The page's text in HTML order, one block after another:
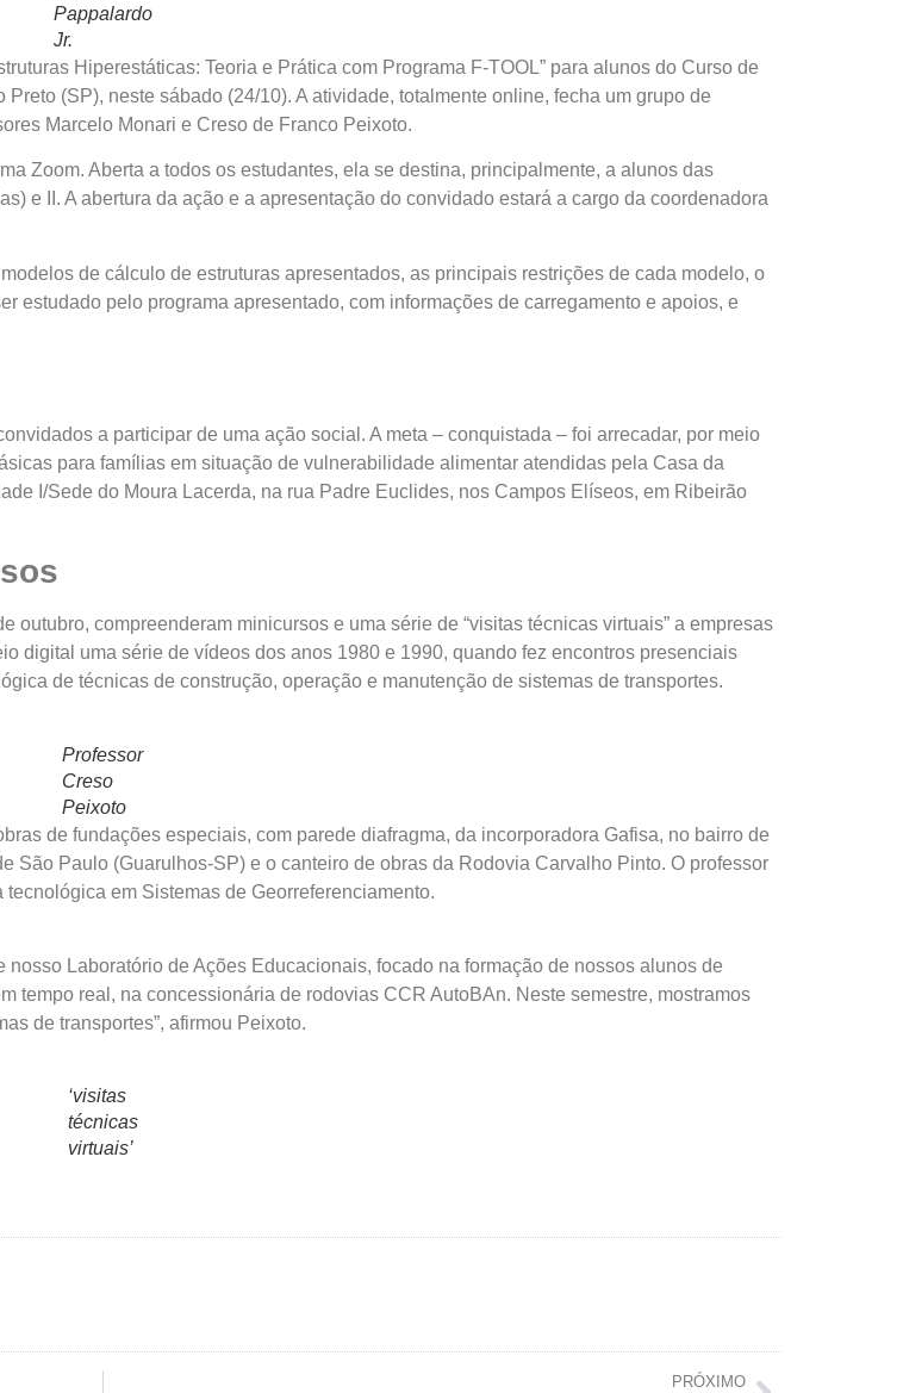
Pappalardo
Jr.
Hiperestáticas: Teoria e Prática com Programa F-TOOL” para alunos do Curso de
(SP), neste sábado (24/10). A atividade, totalmente online, fecha um grupo de
Marcelo Monari e Creso de Franco Peixoto.
Aberta a todos os estudantes, ela se destina, principalmente, a alunos das
e II. A abertura da ação e a apresentação do convidado estará a cargo da coordenadora
de cálculo de estruturas apresentados, as principais restrições de cada modelo, o
estudado pelo programa apresentado, com informações de carregamento e apoios, e
a participar de uma ação social. A meta – conquistada – foi arrecadar, por meio
para famílias em situação de vulnerabilidade alimentar atendidas pela Casa da
I/Sede do Moura Lacerda, na rua Padre Euclides, nos Campos Elíseos, em Ribeirão
compreenderam minicursos e uma série de “visitas técnicas virtuais” a empresas
digital uma série de vídeos dos anos 1980 e 1990, quando fez encontros presenciais
de técnicas de construção, operação e manutenção de sistemas de transportes.
Professor
Creso
Peixoto
de fundações especiais, com parede diafragma, da incorporadora Gafisa, no bairro de
São Paulo (Guarulhos-SP) e o canteiro de obras da Rodovia Carvalho Pinto. O professor
em Sistemas de Georreferenciamento.
Laboratório de Ações Educacionais, focado na formação de nossos alunos de
tempo real, na concessionária de rodovias CCR AutoBAn. Neste semestre, mostramos
de transportes”, afirmou Peixoto.
‘visitas
técnicas
virtuais’
PRÓXIMO